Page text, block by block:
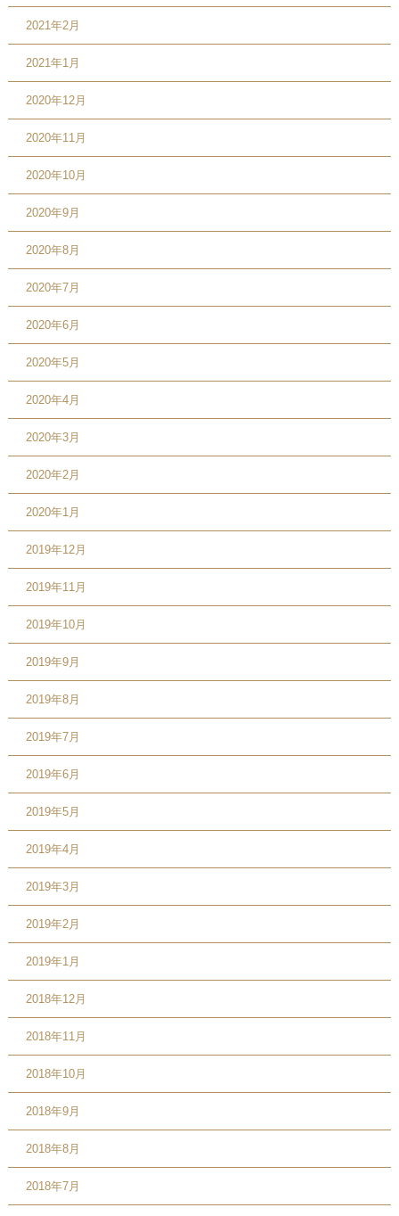
2021年2月
2021年1月
2020年12月
2020年11月
2020年10月
2020年9月
2020年8月
2020年7月
2020年6月
2020年5月
2020年4月
2020年3月
2020年2月
2020年1月
2019年12月
2019年11月
2019年10月
2019年9月
2019年8月
2019年7月
2019年6月
2019年5月
2019年4月
2019年3月
2019年2月
2019年1月
2018年12月
2018年11月
2018年10月
2018年9月
2018年8月
2018年7月